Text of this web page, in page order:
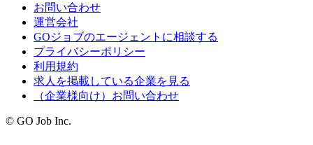
お問い合わせ
運営会社
GOジョブのエージェントに相談する
プライバシーポリシー
利用規約
求人を掲載している企業を見る
（企業様向け）お問い合わせ
© GO Job Inc.